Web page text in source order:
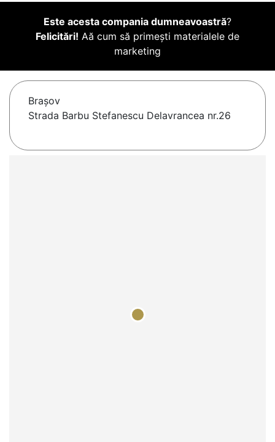
Este acesta compania dumneavoastră?
Felicitări! Aă cum să primești materialele de
marketing
Braşov
Strada Barbu Stefanescu Delavrancea nr.26